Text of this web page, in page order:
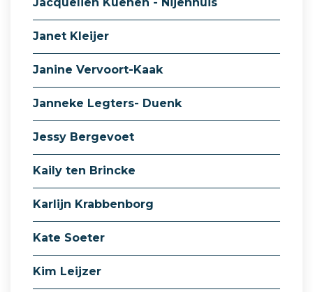
Janet Kleijer
Janine Vervoort-Kaak
Janneke Legters- Duenk
Jessy Bergevoet
Kaily ten Brincke
Karlijn Krabbenborg
Kate Soeter
Kim Leijzer